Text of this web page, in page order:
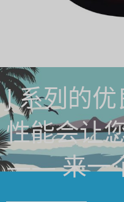
J 系列的
性能会让
—— 来一